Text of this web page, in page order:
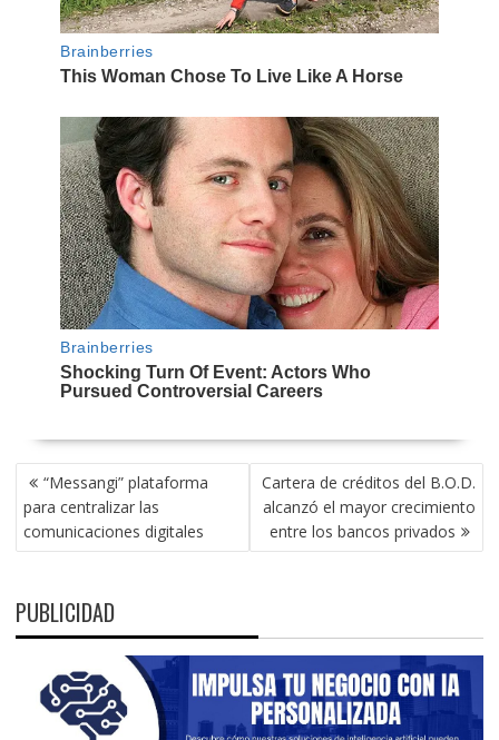
NAVEGACIÓN
DE
ENTRADAS
“Messangi” plataforma
para centralizar las
comunicaciones digitales
Cartera de créditos del B.O.D.
alcanzó el mayor crecimiento
entre los bancos privados
PUBLICIDAD